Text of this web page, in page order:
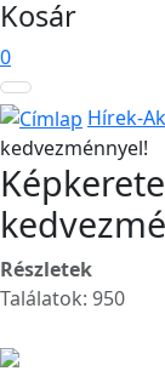
Kosár
0
Hírek-
kedvezménnyel!
Részletek
Találatok: 950